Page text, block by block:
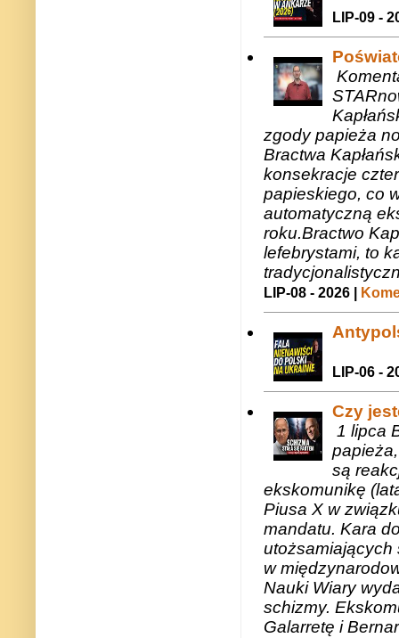
LIP-09 -
zgody papieża
Bractwa
konsekracje
papieskiego, co
automatyczną
roku.Bractwo
lefebrystami, to
LIP-08 - 2026 |
LIP-06 -
Czy
1 lipca
są
ekskomunikę
Piusa X w
mandatu. Kara
utożsamiających
w
Nauki Wiary
schizmy.
Galarretę i